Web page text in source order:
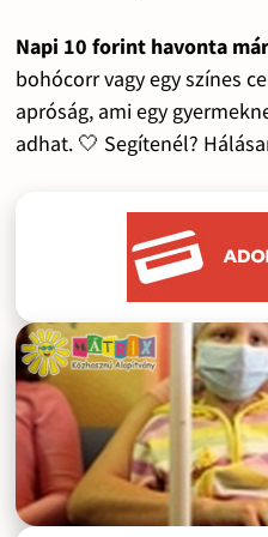
Napi 10 forint havonta
bohócorr vagy egy színes
apróság, ami egy
adhat. 🤍 Segítenél?